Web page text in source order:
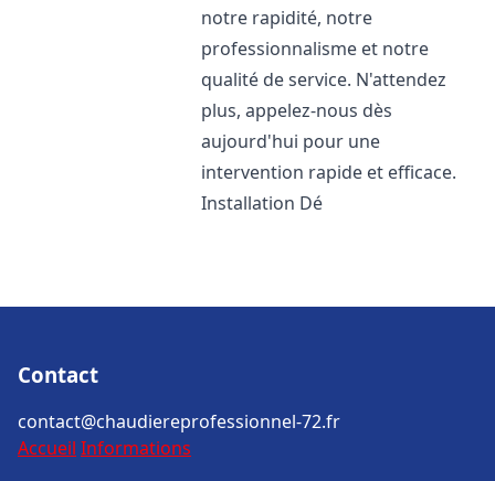
notre rapidité, notre
professionnalisme et notre
qualité de service. N'attendez
plus, appelez-nous dès
aujourd'hui pour une
intervention rapide et efficace.
Installation Dé
Contact
contact@chaudiereprofessionnel-72.fr
Accueil Informations